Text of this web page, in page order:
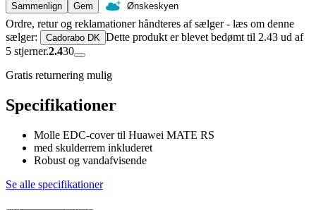
Sammenlign
Gem Ønskeskyen
Ordre, retur og reklamationer håndteres af sælger - læs om denne
sælger:
Cadorabo DK Dette produkt er blevet bedømt til 2.43 ud af
5 stjerner.2.430
Gratis returnering mulig
Specifikationer
Molle EDC-cover til Huawei MATE RS
med skulderrem inkluderet
Robust og vandafvisende
Se alle specifikationer